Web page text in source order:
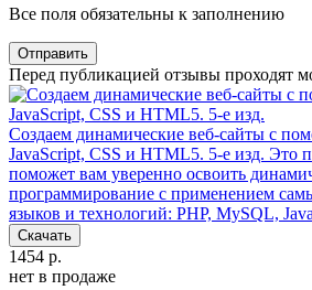
Все поля обязательны к заполнению
Отправить
Перед публикацией отзывы проходят
Создаем динамические веб-сайты с
JavaScript, CSS и HTML5. 5-е изд. Это
поможет вам уверенно освоить
программирование с применением
языков и технологий: PHP, MySQL,
Скачать
1454 р.
нет в продаже